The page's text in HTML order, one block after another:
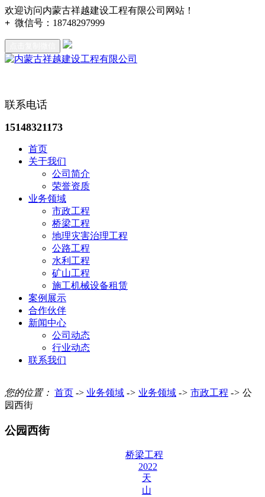
欢迎访问内蒙古祥越建设工程有限公司网站！
+ 微信号： 18748297999
联系电话
15148321173
首页
关于我们
公司简介
荣誉资质
业务领域
市政工程
桥梁工程
地理灾害治理工程
公路工程
水利工程
矿山工程
施工机械设备租赁
案例展示
合作伙伴
新闻中心
公司动态
行业动态
联系我们
您的位置： 首页 -> 业务领域 -> 业务领域 -> 市政工程 -> 公
园西街
公园西街
桥梁工程
2022
天
山